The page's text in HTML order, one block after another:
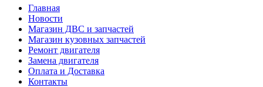
Главная
Новости
Магазин ДВС и запчастей
Магазин кузовных запчастей
Ремонт двигателя
Замена двигателя
Оплата и Доставка
Контакты